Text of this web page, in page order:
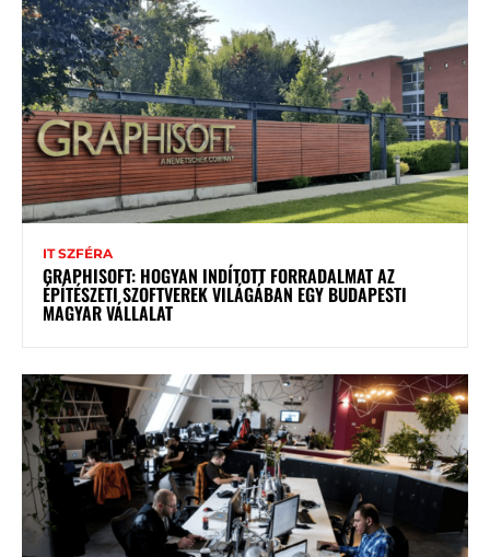
IT SZFÉRA
GRAPHISOFT: HOGYAN INDÍTOTT FORRADALMAT AZ
ÉPÍTÉSZETI SZOFTVEREK VILÁGÁBAN EGY BUDAPESTI
MAGYAR VÁLLALAT